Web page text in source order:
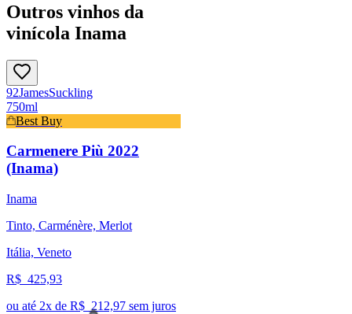
Outros vinhos da
vinícola Inama
92JamesSuckling
750ml
Best Buy
Carmenere Più 2022
(Inama)
Inama
Tinto, Carménère, Merlot
Itália, Veneto
R$ 425,93
ou até 2x de R$ 212,97 sem juros